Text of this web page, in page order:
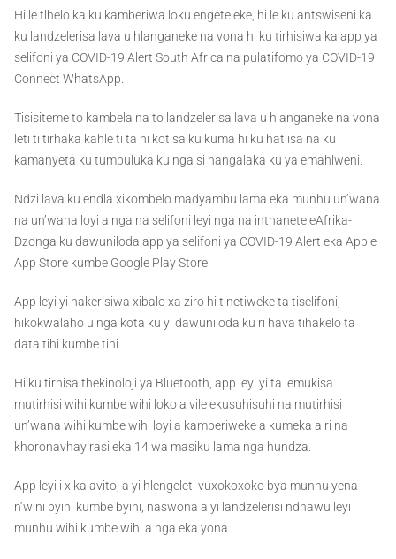
Hi le tlhelo ka ku kamberiwa loku engeteleke, hi le ku antswiseni ka
ku landzelerisa lava u hlanganeke na vona hi ku tirhisiwa ka app ya
selifoni ya COVID-19 Alert South Africa na pulatifomo ya COVID-19
Connect WhatsApp.
Tisisiteme to kambela na to landzelerisa lava u hlanganeke na vona
leti ti tirhaka kahle ti ta hi kotisa ku kuma hi ku hatlisa na ku
kamanyeta ku tumbuluka ku nga si hangalaka ku ya emahlweni.
Ndzi lava ku endla xikombelo madyambu lama eka munhu un’wana
na un’wana loyi a nga na selifoni leyi nga na inthanete eAfrika-
Dzonga ku dawuniloda app ya selifoni ya COVID-19 Alert eka Apple
App Store kumbe Google Play Store.
App leyi yi hakerisiwa xibalo xa ziro hi tinetiweke ta tiselifoni,
hikokwalaho u nga kota ku yi dawuniloda ku ri hava tihakelo ta
data tihi kumbe tihi.
Hi ku tirhisa thekinoloji ya Bluetooth, app leyi yi ta lemukisa
mutirhisi wihi kumbe wihi loko a vile ekusuhisuhi na mutirhisi
un’wana wihi kumbe wihi loyi a kamberiweke a kumeka a ri na
khoronavhayirasi eka 14 wa masiku lama nga hundza.
App leyi i xikalavito, a yi hlengeleti vuxokoxoko bya munhu yena
n’wini byihi kumbe byihi, naswona a yi landzelerisi ndhawu leyi
munhu wihi kumbe wihi a nga eka yona.